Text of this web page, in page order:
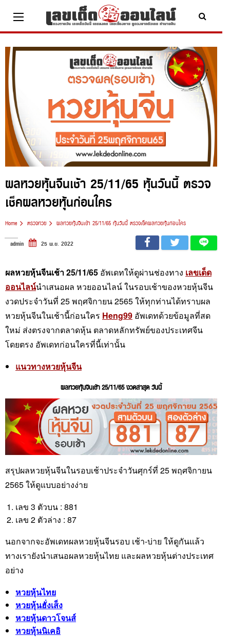
content
ผลหวยหุ้นจีนเช้า 25/11/65 หุ้นวันนี้ ตรวจ
เช็คผลหวยหุ้นก่อนใคร
Home ตรวจหวย ผลหวยหุ้นจีนเช้า 25/11/65 หุ้นวันนี้ ตรวจเช็คผลหวยหุ้นก่อนใคร
admin 25 พ.ย. 2022
ผลหวยหุ้นจีนเช้า 25/11/65 อัพเดทให้ดูผ่านช่องทาง เลขเด็ด
ออนไลน์นำเสนอผล หวยออนไลน์ ในรอบเช้าของหวยหุ้นจีน
งวดประจำวันที่ 25 พฤศจิกายน 2565 ให้ทุกท่านได้ทราบผล
หวยหุ้นจีนในเช้านี้ก่อนใคร Heng99 อัพเดทด้วยข้อมูลที่สด
ใหม่ ส่งตรงจากตลาดหุ้น ตลาดหลักทรัพย์ของประเทศจีน
โดยตรง อัพเดทก่อนใครที่นี้เท่านั้น
แนวทางหวยหุ้นจีน
ผลหวยหุ้นจีนเช้า 25/11/65 งวดล่าสุด วันนี้
สรุปผลหวยหุ้นจีนในรอบเช้าประจำวันศุกร์ที่ 25 พฤศจิกายน
2565 ให้ดูแบบอย่างง่าย
เลข 3 ตัวบน : 881
เลข 2 ตัวล่าง : 87
นอกจากจะอัพเดทผลหวยหุ้นจีนรอบ เช้า-บ่าย ให้ดูกันแล้ว
ทางเรายังนำเสนอผลหวยหุ้นไทย และผลหวยหุ้นต่างประเทศ
อย่าง
หวยหุ้นไทย
หวยหุ้นฮั่งเส็ง
หวยหุ้นดาวโจนส์
หวยหุ้นนิเคอิ
x ปิดโฆษณา